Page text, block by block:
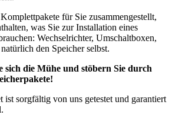
für Sie zusammengestellt,
was Sie zur Installation eines
Wechselrichter, Umschaltboxen,
den Speicher selbst.
sich die Mühe und stöbern Sie durch
ist sorgfältig von uns getestet und garantiert